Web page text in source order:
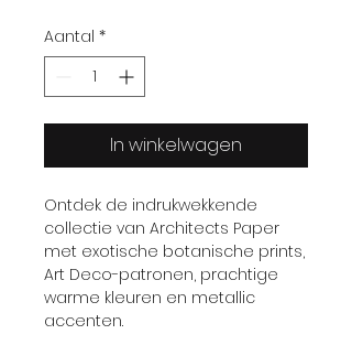
Aantal *
In winkelwagen
Ontdek de indrukwekkende
collectie van Architects Paper
met exotische botanische prints,
Art Deco-patronen, prachtige
warme kleuren en metallic
accenten.